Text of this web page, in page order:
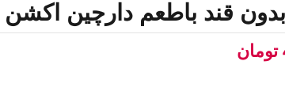
قند باطعم دارچین اکشن
تومان